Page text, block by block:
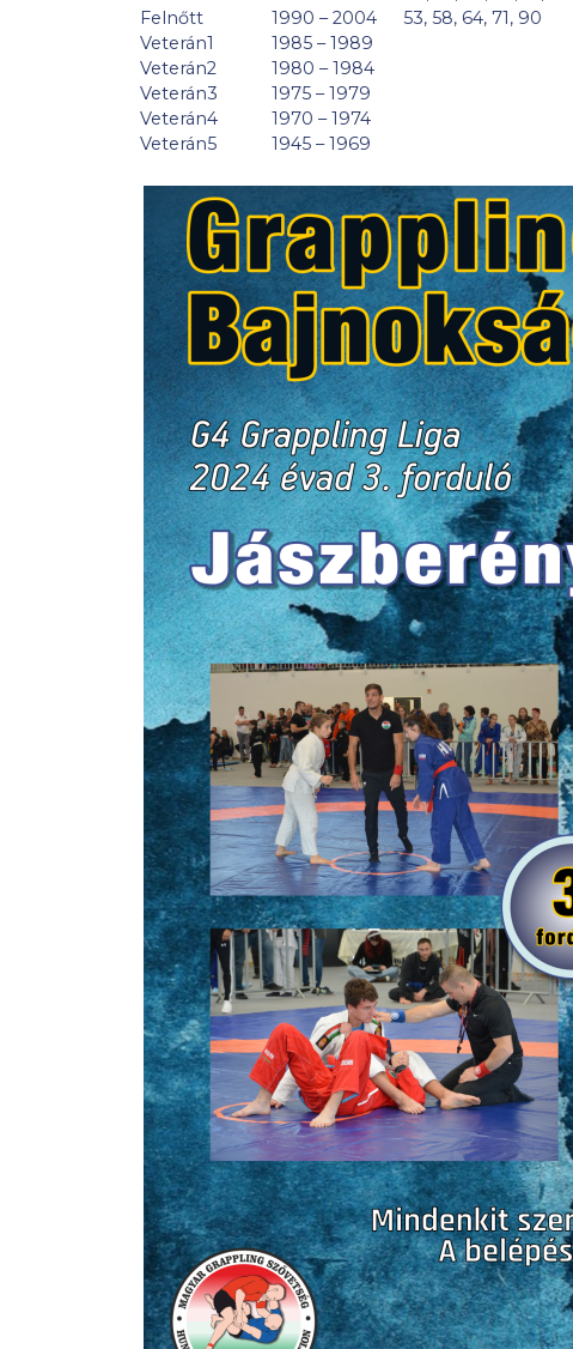
Felnőtt
1990 – 2004 53, 58, 64, 71, 90
Veterán1
1985 – 1989
Veterán2
1980 – 1984
Veterán3
1975 – 1979
Veterán4
1970 – 1974
Veterán5
1945 – 1969